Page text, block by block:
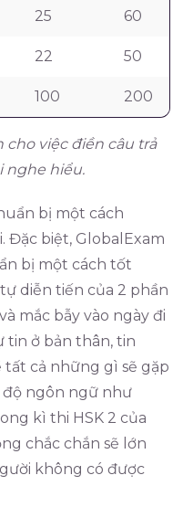
25 60
22 50
100 200
việc điền câu trả
nghe hiểu.
bị một cách
Đặc biệt, GlobalExam
bị một cách tốt
diễn tiến của 2 phần
mắc bẫy vào ngày đi
tin ở bản thân, tin
cả những gì sẽ gặp
ngôn ngữ như
kì thi HSK 2 của
chắc chắn sẽ lớn
không có được